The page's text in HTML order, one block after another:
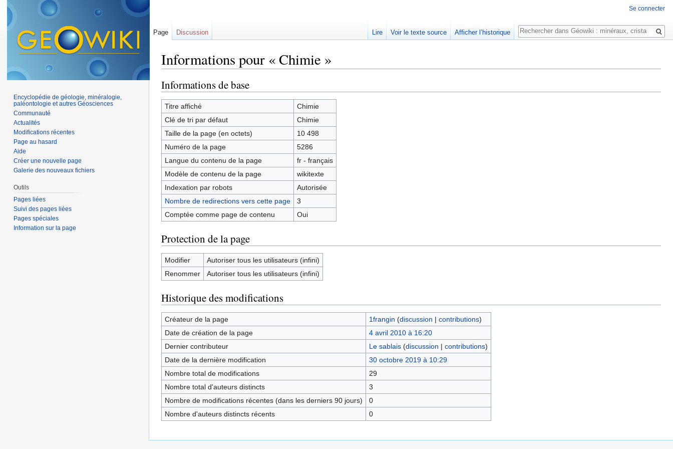
Informations pour « Chimie »
Informations de base
Titre affiché
Chimie
Clé de tri par défaut
Chimie
Taille de la page (en octets)
10 498
Numéro de la page
5286
Langue du contenu de la page
fr - français
Modèle de contenu de la page
wikitexte
Indexation par robots
Autorisée
Nombre de redirections vers cette page
3
Comptée comme page de contenu
Oui
Protection de la page
Modifier
Autoriser tous les utilisateurs (infini)
Renommer
Autoriser tous les utilisateurs (infini)
Historique des modifications
Créateur de la page 1frangin (discussion | contributions)
Date de création de la page
4 avril 2010 à 16:20
Dernier contributeur
Le sablais (discussion | contributions)
Date de la dernière modification
30 octobre 2019 à 10:29
Nombre total de modifications
29
Nombre total d'auteurs distincts
3
Nombre de modifications récentes (dans les derniers 90 jours)
0
Nombre d'auteurs distincts récents
0
Se connecter
Page Discussion Lire Voir le texte source Afficher l’historique
Rechercher
Encyclopédie de géologie, minéralogie,
paléontologie et autres Géosciences
Communauté
Actualités
Modifications récentes
Page au hasard
Aide
Créer une nouvelle page
Galerie des nouveaux fichiers
Outils
Pages liées
Suivi des pages liées
Pages spéciales
Information sur la page